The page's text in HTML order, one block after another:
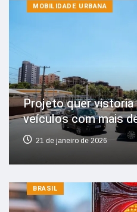
MOBILIDADE URBANA
Projeto quer vistoria
veículos com mais
21 de janeiro de 2026
BRASIL